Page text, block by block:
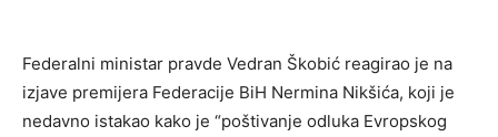
Federalni ministar pravde Vedran Škobić reagirao je na
izjave premijera Federacije BiH Nermina Nikšića, koji je
nedavno istakao kako je “poštivanje odluka Evropskog